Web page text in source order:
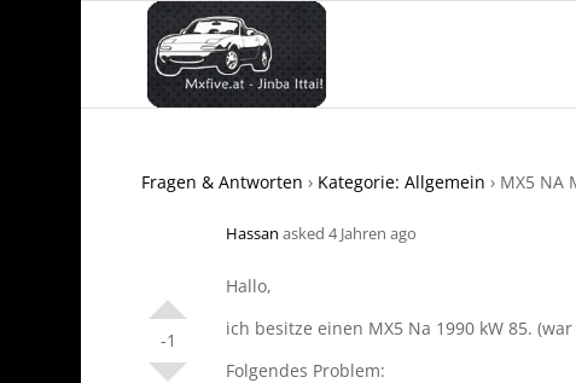
Fragen & Antworten › Kategorie: Allgemein › MX5 NA
-1
Hassan asked 4 Jahren ago
Hallo,
ich besitze einen MX5 Na 1990 kW 85.
Folgendes Problem: